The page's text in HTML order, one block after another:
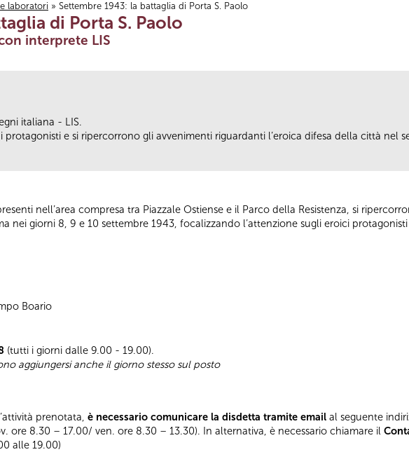
laboratori » Settembre 1943: la battaglia di Porta S. Paolo
di Porta S. Paolo
interprete LIS
italiana - LIS.
e si ripercorrono gli avvenimenti riguardanti l’eroica difesa della città nel
nell’area compresa tra Piazzale Ostiense e il Parco della Resistenza, si
nei giorni 8, 9 e 10 settembre 1943, focalizzando l’attenzione sugli eroici
Boario
(tutti i giorni dalle 9.00 - 19.00).
aggiungersi anche il giorno stesso sul posto
prenotata, è necessario comunicare la disdetta tramite email al seguente
ore 8.30 – 17.00/ ven. ore 8.30 – 13.30). In alternativa, è necessario chiamare il
alle 19.00)